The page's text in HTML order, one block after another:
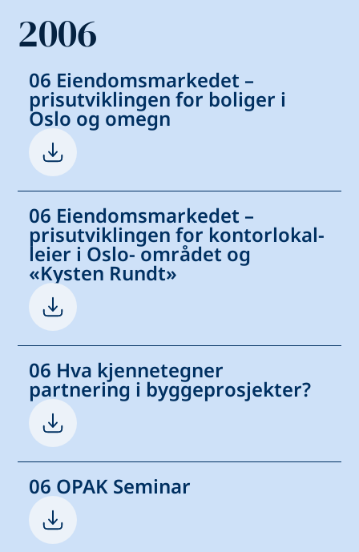
2006
06 Eiendomsmarkedet –
prisutviklingen for boliger i
Oslo og omegn
06 Eiendomsmarkedet –
prisutviklingen for kontorlokal-
leier i Oslo- området og
«Kysten Rundt»
06 Hva kjennetegner
partnering i byggeprosjekter?
06 OPAK Seminar